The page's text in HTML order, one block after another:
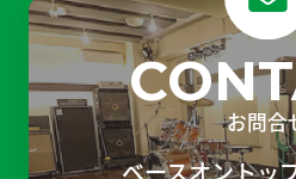
お問合
ベースオントッ